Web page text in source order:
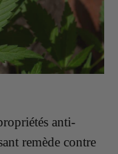
anti-
remède contre